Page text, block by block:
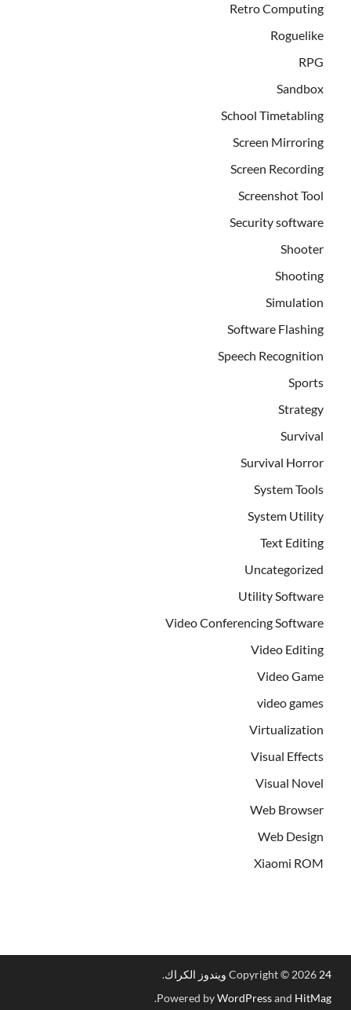
Retro Computing
Roguelike
RPG
Sandbox
School Timetabling
Screen Mirroring
Screen Recording
Screenshot Tool
Security software
Shooter
Shooting
Simulation
Software Flashing
Speech Recognition
Sports
Strategy
Survival
Survival Horror
System Tools
System Utility
Text Editing
Uncategorized
Utility Software
Video Conferencing Software
Video Editing
Video Game
video games
Virtualization
Visual Effects
Visual Novel
Web Browser
Web Design
Xiaomi ROM
Copyright © 2026 24 ويندوز الكراك
.
Powered byWordPressand HitMag
.